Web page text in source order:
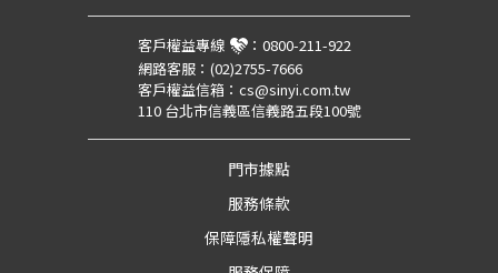
客戶權益專線 ： 0800-211-922
網路客服： (02)2755-7666
客戶權益信箱： cs@sinyi.com.tw
110 台北市信義區信義路五段100號
門市據點
服務條款
保障隱私權聲明